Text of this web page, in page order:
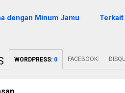
dengan Minum Jamu
Terkait
WORDPRESS: 0 FACEBOOK: